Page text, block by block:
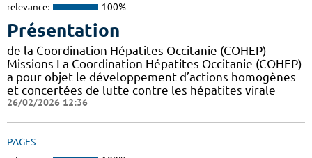
relevance: 100%
Présentation
de la Coordination Hépatites Occitanie (COHEP)
Missions La Coordination Hépatites Occitanie (COHEP)
a pour objet le développement d’actions homogènes
et concertées de lutte contre les hépatites virale
26/02/2026 12:36
PAGES